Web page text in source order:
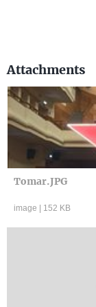
Attachments
Tomar.JPG
image | 152 KB